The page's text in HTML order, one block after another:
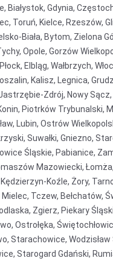
Białystok, Gdynia,
Toruń, Kielce, Rzeszów,
Biała, Bytom, Zielona
Opole, Gorzów
Elbląg, Wałbrzych,
Kalisz, Legnica,
Zdrój, Nowy
Piotrków Trybunalski,
Lubin, Ostrów
Suwałki, Gniezno,
Śląskie, Pabianice,
Mazowiecki,
Koźle, Żory,
Tczew, Bełchatów,
Zgierz, Piekary
Ostrołęka,
Starachowice, Wodzisław
Starogard Gdański,